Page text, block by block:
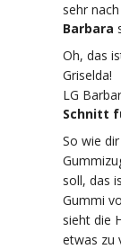
sehr
Barbara
Oh, das
Griselda!
LG
Schnitt
So wie
soll, das
Gummi
sieht die
etwas zu